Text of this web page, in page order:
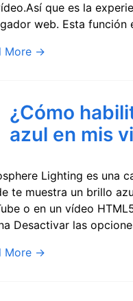
que es la
web. Esta función
More →
¿Cómo
azul en mis
Lighting es una
te muestra un brillo
o en un vídeo
Desactivar las
More →